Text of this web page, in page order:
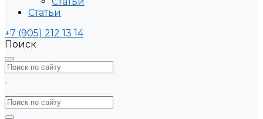
Статьи
+7 (905) 212 13 14
Поиск